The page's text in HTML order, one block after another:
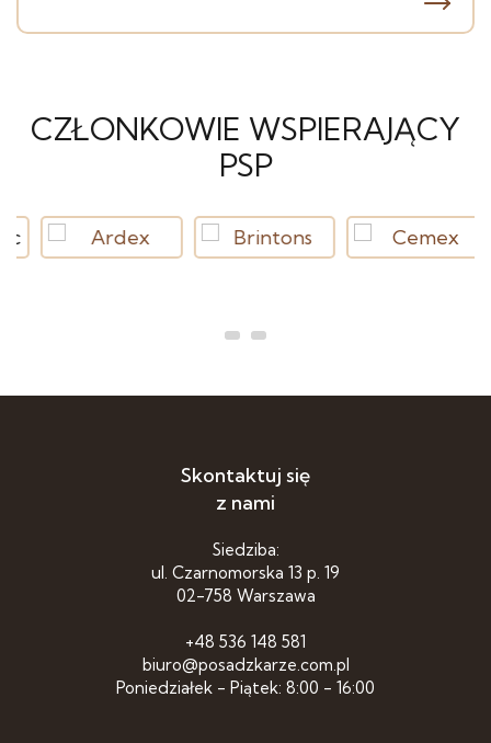
CZŁONKOWIE WSPIERAJĄCY
PSP
Skontaktuj się
z nami
Siedziba:
ul. Czarnomorska 13 p. 19
02-758 Warszawa
+48 536 148 581
biuro@posadzkarze.com.pl
Poniedziałek - Piątek: 8:00 - 16:00